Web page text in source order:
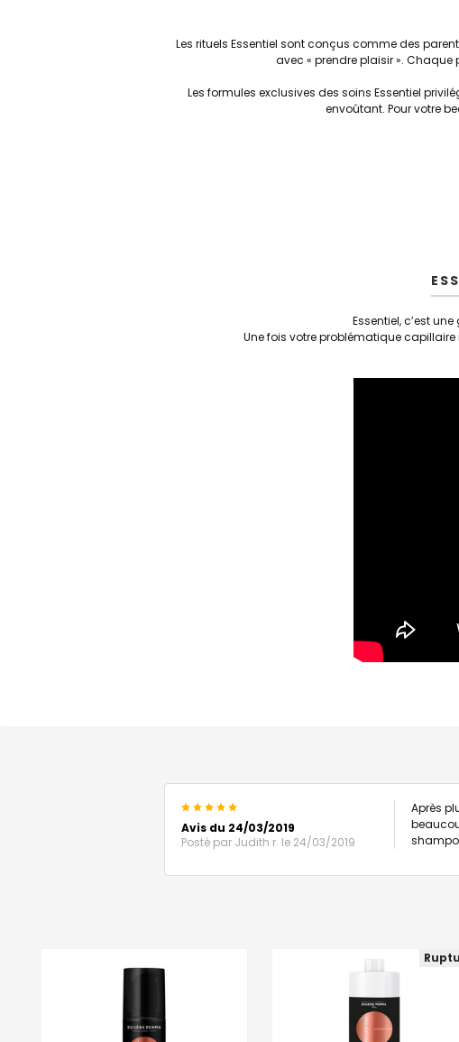
Les rituels Essentiel sont conçus comme des
avec « prendre plaisir ». Chaque
Les formules exclusives des soins Essentiel
envoûtant. Pour votre
Essentiel, c’est
Une fois votre problématique
5
Avis du 24/03/2019
Posté par Judith r. le 24/03/2019
Après